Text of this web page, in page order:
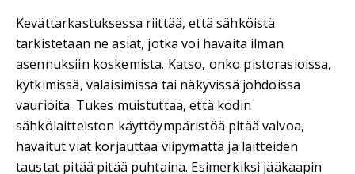
Kevättarkastuksessa riittää, että sähköistä
tarkistetaan ne asiat, jotka voi havaita ilman
asennuksiin koskemista. Katso, onko pistorasioissa,
kytkimissä, valaisimissa tai näkyvissä johdoissa
vaurioita. Tukes muistuttaa, että kodin
sähkölaitteiston käyttöympäristöä pitää valvoa,
havaitut viat korjauttaa viipymättä ja laitteiden
taustat pitää pitää puhtaina. Esimerkiksi jääkaapin